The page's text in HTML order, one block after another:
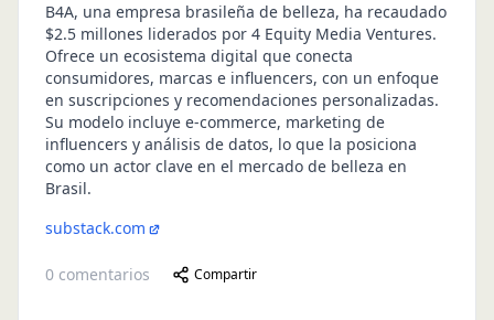
B4A, una empresa brasileña de belleza, ha recaudado
$2.5 millones liderados por 4 Equity Media Ventures.
Ofrece un ecosistema digital que conecta
consumidores, marcas e influencers, con un enfoque
en suscripciones y recomendaciones personalizadas.
Su modelo incluye e-commerce, marketing de
influencers y análisis de datos, lo que la posiciona
como un actor clave en el mercado de belleza en
Brasil.
substack.com
0 comentarios Compartir